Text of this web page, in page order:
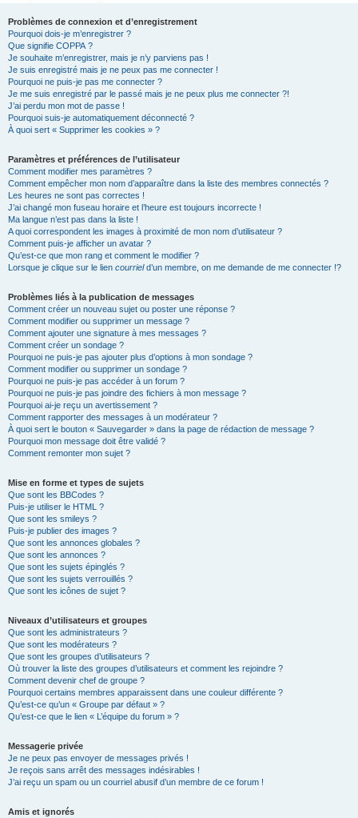
Problèmes de connexion et d’enregistrement
Pourquoi dois-je m’enregistrer ?
Que signifie COPPA ?
Je souhaite m’enregistrer, mais je n’y parviens pas !
Je suis enregistré mais je ne peux pas me connecter !
Pourquoi ne puis-je pas me connecter ?
Je me suis enregistré par le passé mais je ne peux plus me connecter ?!
J’ai perdu mon mot de passe !
Pourquoi suis-je automatiquement déconnecté ?
À quoi sert « Supprimer les cookies » ?
Paramètres et préférences de l’utilisateur
Comment modifier mes paramètres ?
Comment empêcher mon nom d’apparaître dans la liste des membres connectés ?
Les heures ne sont pas correctes !
J’ai changé mon fuseau horaire et l’heure est toujours incorrecte !
Ma langue n’est pas dans la liste !
A quoi correspondent les images à proximité de mon nom d’utilisateur ?
Comment puis-je afficher un avatar ?
Qu’est-ce que mon rang et comment le modifier ?
Lorsque je clique sur le lien courrield’un membre, on me demande de me connecter !?
Problèmes liés à la publication de messages
Comment créer un nouveau sujet ou poster une réponse ?
Comment modifier ou supprimer un message ?
Comment ajouter une signature à mes messages ?
Comment créer un sondage ?
Pourquoi ne puis-je pas ajouter plus d’options à mon sondage ?
Comment modifier ou supprimer un sondage ?
Pourquoi ne puis-je pas accéder à un forum ?
Pourquoi ne puis-je pas joindre des fichiers à mon message ?
Pourquoi ai-je reçu un avertissement ?
Comment rapporter des messages à un modérateur ?
À quoi sert le bouton « Sauvegarder » dans la page de rédaction de message ?
Pourquoi mon message doit être validé ?
Comment remonter mon sujet ?
Mise en forme et types de sujets
Que sont les BBCodes ?
Puis-je utiliser le HTML ?
Que sont les smileys ?
Puis-je publier des images ?
Que sont les annonces globales ?
Que sont les annonces ?
Que sont les sujets épinglés ?
Que sont les sujets verrouillés ?
Que sont les icônes de sujet ?
Niveaux d’utilisateurs et groupes
Que sont les administrateurs ?
Que sont les modérateurs ?
Que sont les groupes d’utilisateurs ?
Où trouver la liste des groupes d’utilisateurs et comment les rejoindre ?
Comment devenir chef de groupe ?
Pourquoi certains membres apparaissent dans une couleur différente ?
Qu’est-ce qu’un « Groupe par défaut » ?
Qu’est-ce que le lien « L’équipe du forum » ?
Messagerie privée
Je ne peux pas envoyer de messages privés !
Je reçois sans arrêt des messages indésirables !
J’ai reçu un spam ou un courriel abusif d’un membre de ce forum !
Amis et ignorés